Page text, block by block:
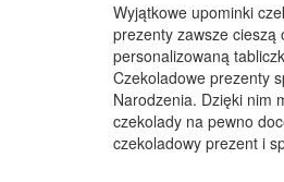
Wyjątkowe upominki
prezenty zawsze cieszą
personalizowaną
Czekoladowe prezenty
Narodzenia. Dzięki nim
czekolady na pewno
czekoladowy prezent i